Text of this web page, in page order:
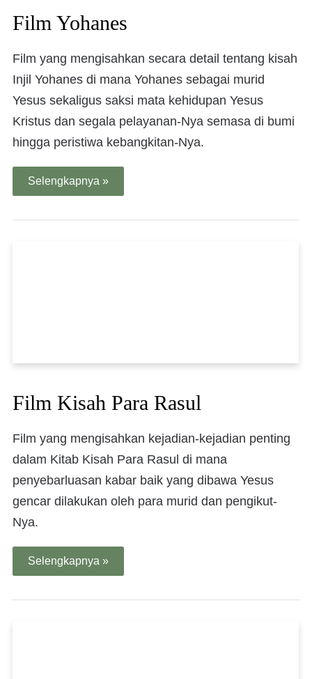
Film Yohanes
Film yang mengisahkan secara detail tentang kisah
Injil Yohanes di mana Yohanes sebagai murid
Yesus sekaligus saksi mata kehidupan Yesus
Kristus dan segala pelayanan-Nya semasa di bumi
hingga peristiwa kebangkitan-Nya.
Selengkapnya »
Film Kisah Para Rasul
Film yang mengisahkan kejadian-kejadian penting
dalam Kitab Kisah Para Rasul di mana
penyebarluasan kabar baik yang dibawa Yesus
gencar dilakukan oleh para murid dan pengikut-
Nya.
Selengkapnya »